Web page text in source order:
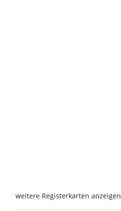
weitere Registerkarten anzeigen